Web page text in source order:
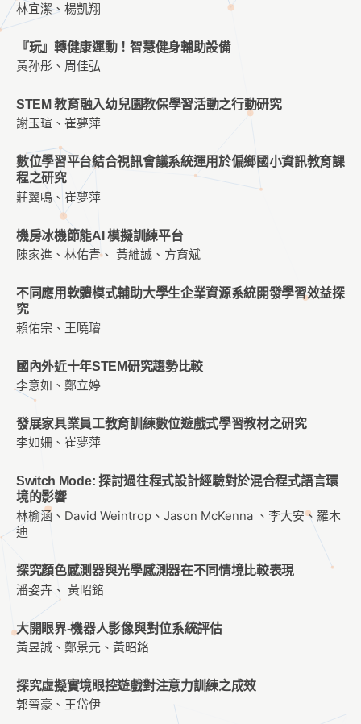
林宜潔、楊凱翔
『玩』轉健康運動！智慧健身輔助設備
黃孙彤、周佳弘
STEM 教育融入幼兒園教保學習活動之行動研究
謝玉瑄、崔夢萍
數位學習平台結合視訊會議系統運用於偏鄉國小資訊教育課
程之研究
莊翼鳴、崔夢萍
機房冰機節能AI 模擬訓練平台
陳家進、林佑青、 黃維誠、方育斌
不同應用軟體模式輔助大學生企業資源系統開發學習效益探
究
賴佑宗、王曉璿
國內外近十年STEM研究趨勢比較
李意如、鄭立婷
發展家具業員工教育訓練數位遊戲式學習教材之研究
李如姍、崔夢萍
Switch Mode: 探討過往程式設計經驗對於混合程式語言環
境的影響
林榆涵、David Weintrop、Jason McKenna 、李大安、羅木
迪
探究顏色感測器與光學感測器在不同情境比較表現
潘姿卉、 黃昭銘
大開眼界-機器人影像與對位系統評估
黃昱誠、鄭景元、黃昭銘
探究虛擬實境眼控遊戲對注意力訓練之成效
郭晉豪、王岱伊